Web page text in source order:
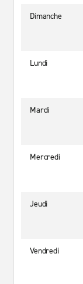
Dimanche
Lundi
Mardi
Mercredi
Jeudi
Vendredi